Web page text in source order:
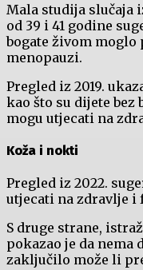
Mala studija slučaja
od 39 i 41 godine
bogate živom
menopauzi.
Pregled iz 2019.
kao što su dijete
mogu utjecati na
Koža i nokti
Pregled iz 2022.
utjecati na zdravlje i
S druge strane,
pokazao je da nema
zaključilo može li